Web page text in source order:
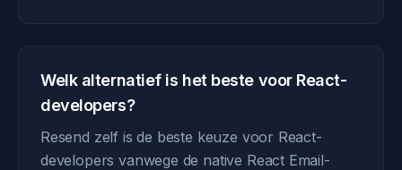
Welk alternatief is het beste voor React-
developers?
Resend zelf is de beste keuze voor React-
developers vanwege de native React Email-